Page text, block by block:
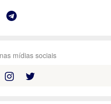
mídias sociais